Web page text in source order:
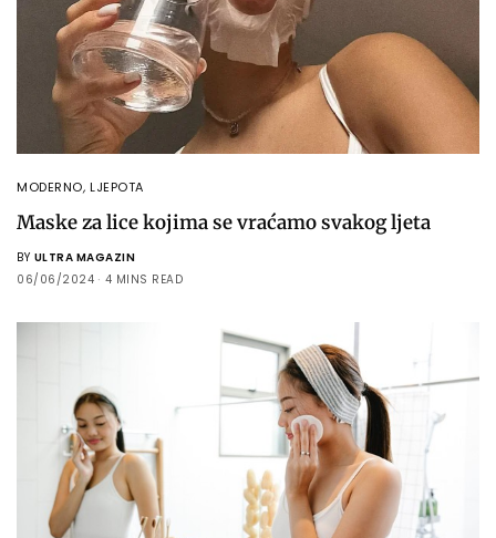
MODERNO, LJEPOTA
Maske za lice kojima se vraćamo svakog ljeta
BY ULTRA MAGAZIN
06/06/2024
4 MINS READ